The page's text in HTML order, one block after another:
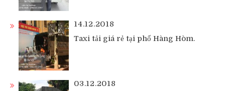
14.12.2018
Taxi tải giá rẻ tại phố Hàng Hòm.
03.12.2018